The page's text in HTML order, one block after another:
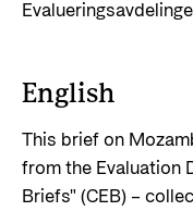
English
This brief on
from the Evaluation
Briefs" (CEB) –